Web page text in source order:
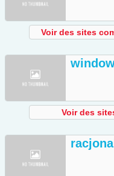
Voir des sites
Voir des